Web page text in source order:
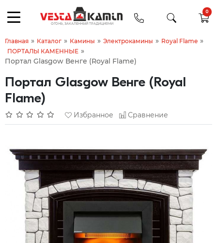
0
Главная » Каталог » Камины » Электрокамины » Royal Flame »
ПОРТАЛЫ КАМЕННЫЕ »
Портал Glasgow Венге (Royal Flame)
Портал Glasgow Венге (Royal
Flame)
Избранное Сравнение